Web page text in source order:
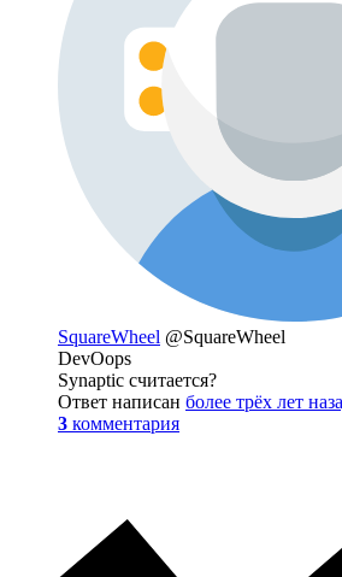
SquareWheel @SquareWheel
DevOops
Synaptic считается?
Ответ написан более трёх лет
3 комментария